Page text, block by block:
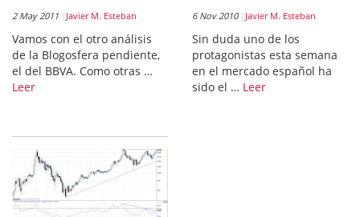
2 May 2011 Javier M. Esteban
Vamos con el otro análisis
de la Blogosfera pendiente,
el del BBVA. Como otras …
Leer
6 Nov 2010 Javier M. Esteban
Sin duda uno de los
protagonistas esta semana
en el mercado español ha
sido el … Leer